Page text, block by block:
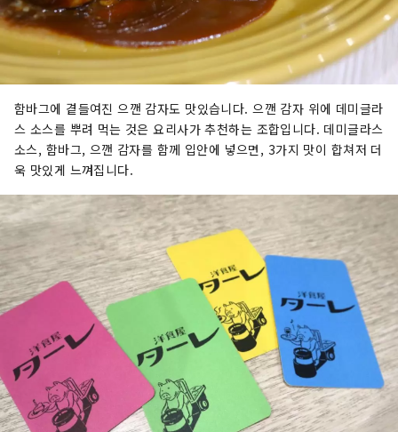
함바그에 곁들여진 으깬 감자도 맛있습니다. 으깬 감자 위에 데미글라
스 소스를 뿌려 먹는 것은 요리사가 추천하는 조합입니다. 데미글라스
소스, 함바그, 으깬 감자를 함께 입안에 넣으면, 3가지 맛이 합쳐저 더
욱 맛있게 느껴집니다.